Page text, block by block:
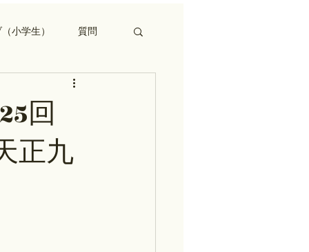
小学生） 質問
進撃の巨人
回
正九